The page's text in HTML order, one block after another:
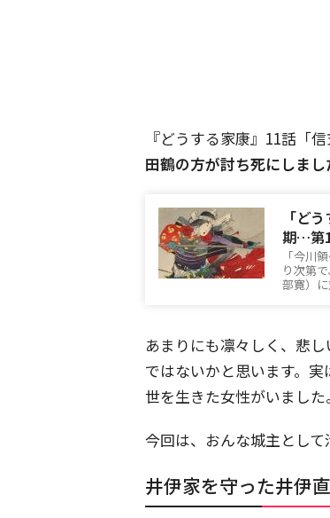
『どうする家康』11話「
田鶴の方が討ち死にしまし
「ど
期…第
「今川
り次第
部寛）
あまりにも凛々しく、悲
ではないかと思います。
世を生きた女性がいました。
今回は、おんな城主として
井伊家を守った井伊